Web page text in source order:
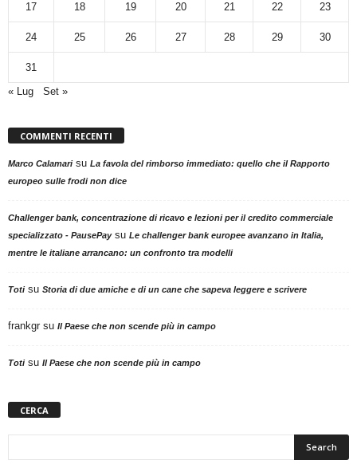
17 18 19 20 21 22 23
24 25 26 27 28 29 30
31
« Lug
Set »
COMMENTI RECENTI
Marco Calamarisu La favola del rimborso immediato: quello che il Rapporto
europeo sulle frodi non dice
Challenger bank, concentrazione di ricavo e lezioni per il credito commerciale
specializzato - PausePaysu Le challenger bank europee avanzano in Italia,
mentre le italiane arrancano: un confronto tra modelli
Totisu Storia di due amiche e di un cane che sapeva leggere e scrivere
frankgr su Il Paese che non scende più in campo
Totisu Il Paese che non scende più in campo
CERCA